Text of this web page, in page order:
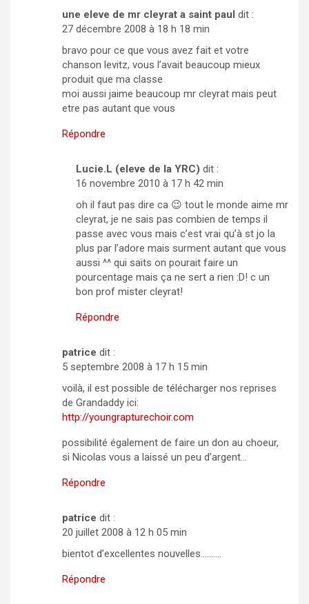
une eleve de mr cleyrat a saint paul dit :
27 décembre 2008 à 18 h 18 min
bravo pour ce que vous avez fait et votre
chanson levitz, vous l’avait beaucoup mieux
produit que ma classe
moi aussi jaime beaucoup mr cleyrat mais peut
etre pas autant que vous
Répondre
Lucie.L (eleve de la YRC) dit :
16 novembre 2010 à 17 h 42 min
oh il faut pas dire ca 😉 tout le monde aime mr
cleyrat, je ne sais pas combien de temps il
passe avec vous mais c’est vrai qu’à st jo la
plus par l’adore mais surment autant que vous
aussi ^^ qui saits on pourait faire un
pourcentage mais ça ne sert a rien :D! c un
bon prof mister cleyrat!
Répondre
patrice dit :
5 septembre 2008 à 17 h 15 min
voilà, il est possible de télécharger nos reprises
de Grandaddy ici:
http://youngrapturechoir.com
possibilité également de faire un don au choeur,
si Nicolas vous a laissé un peu d’argent…
Répondre
patrice dit :
20 juillet 2008 à 12 h 05 min
bientot d’excellentes nouvelles……….
Répondre